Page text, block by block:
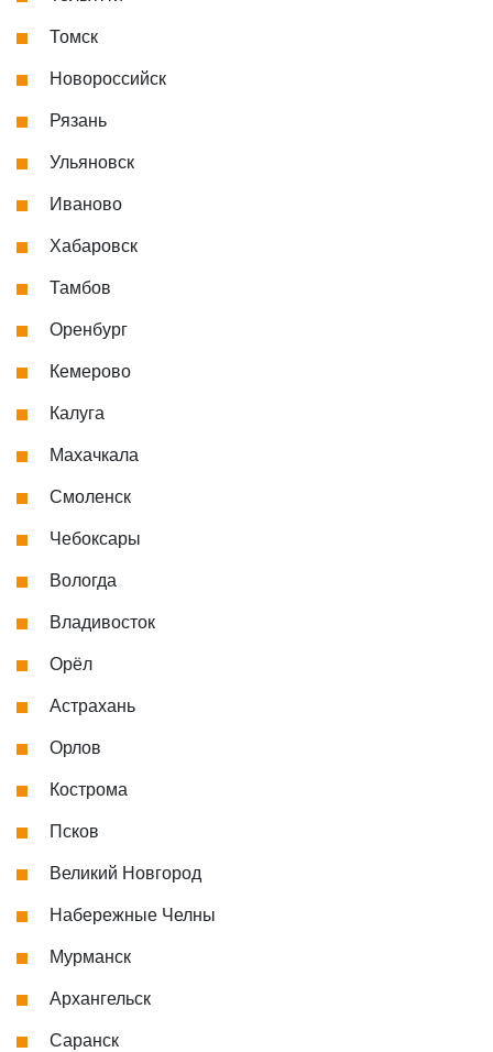
Томск
Новороссийск
Рязань
Ульяновск
Иваново
Хабаровск
Тамбов
Оренбург
Кемерово
Калуга
Махачкала
Смоленск
Чебоксары
Вологда
Владивосток
Орёл
Астрахань
Орлов
Кострома
Псков
Великий Новгород
Набережные Челны
Мурманск
Архангельск
Саранск